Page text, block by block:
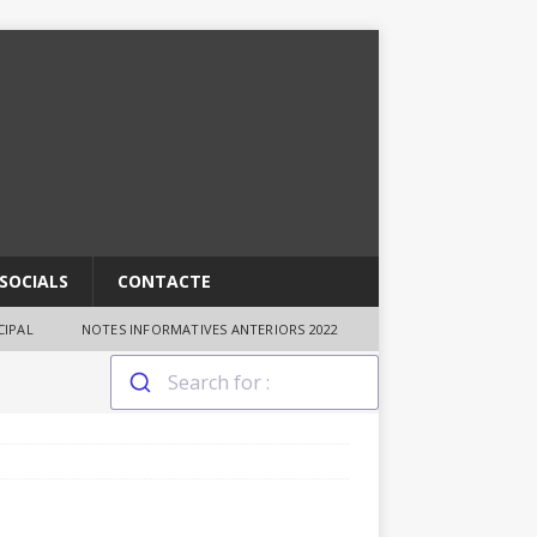
CONTACTE
NOTES INFORMATIVES ANTERIORS 2022